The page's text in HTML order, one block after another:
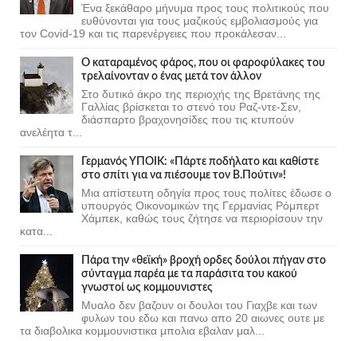
Ένα ξεκάθαρο μήνυμα προς τους πολιτικούς που
ευθύνονται για τους μαζικούς εμβολιασμούς για
τον Covid-19 και τις παρενέργειες που προκάλεσαν...
Ο καταραμένος φάρος, που οι φαροφύλακες του
τρελαίνονταν ο ένας μετά τον άλλον
Στο δυτικό άκρο της περιοχής της Βρετάνης της
Γαλλίας βρίσκεται το στενό του Ραζ-ντε-Σεν,
διάσπαρτο βραχονησίδες που τις κτυπούν
ανελέητα τ...
Γερμανός ΥΠΟΙΚ: «Πάρτε ποδήλατο και καθίστε
στο σπίτι για να πιέσουμε τον Β.Πούτιν»!
Μια απίστευτη οδηγία προς τους πολίτες έδωσε ο
υπουργός Οικονομικών της Γερμανίας Ρόμπερτ
Χάμπεκ, καθώς τους ζήτησε να περιορίσουν την
κατα...
Πάρα την «θεϊκή» βροχή ορδες δούλοι πήγαν στο
σύνταγμα παρέα με τα παράσιτα του κακού
γνωστοί ως κομμουνιστες
Μυαλο δεν βαζουν οι δουλοι του Γιαχβε και των
φυλων του εδω και πανω απο 20 αιωνες ουτε με
τα διαβολικα κομμουνιστικα μπολια εβαλαν μαλ...